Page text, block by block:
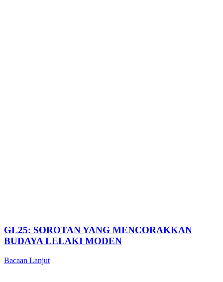
GL25: SOROTAN YANG MENCORAKKAN
BUDAYA LELAKI MODEN
Bacaan Lanjut